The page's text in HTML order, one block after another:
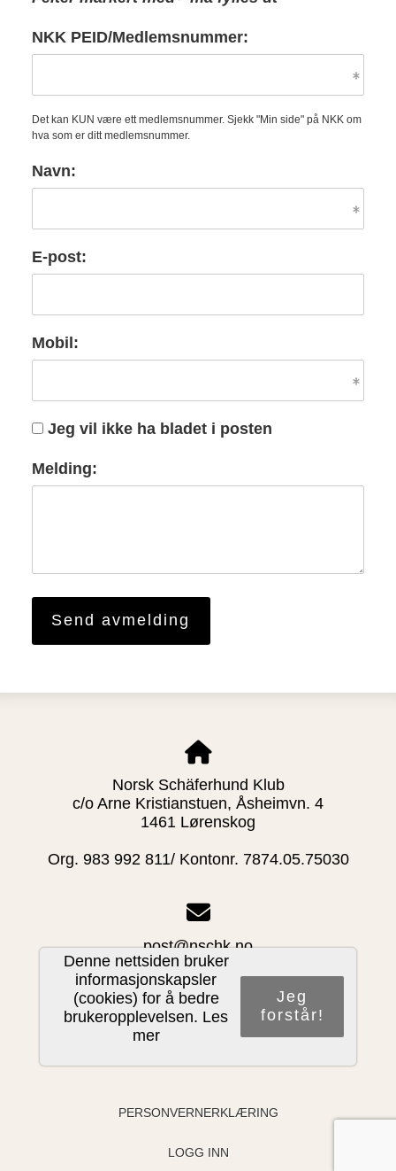
NKK PEID/Medlemsnummer:
Det kan KUN være ett medlemsnummer. Sjekk "Min side" på NKK om
hva som er ditt medlemsnummer.
Navn:
E-post:
Mobil:
Jeg vil ikke ha bladet i posten
Melding:
Norsk Schäferhund Klub
c/o Arne Kristianstuen, Åsheimvn. 4
1461 Lørenskog
Org. 983 992 811/ Kontonr. 7874.05.75030
post@nschk.no
Del nettside
Denne nettsiden bruker
informasjonskapsler
(cookies) for å bedre
brukeropplevelsen. Les
mer
Jeg
forstår!
PERSONVERNERKLÆRING
LOGG INN